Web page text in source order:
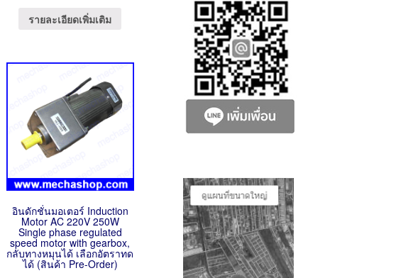
รายละเอียดเพิ่มเติม
อินดักชั่นมอเตอร์ Induction
Motor AC 220V 250W
Single phase regulated
speed motor with gearbox,
กลับทางหมุนได้ เลือกอัตราทด
ได้ (สินค้า Pre-Order)